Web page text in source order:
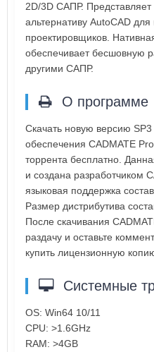
2D/3D САПР.
альтернативу AutoCAD
проектировщиков.
обеспечивает бесшовную
другими САПР.
О программе
Скачать новую версию
обеспечения CADMATE
торрента бесплатно.
и создана разработчиком
языковая поддержка
Размер дистрибутива
После скачивания
раздачу и оставьте
купить лицензионную
Системные
OS: Win64 10/11
CPU: >1.6GHz
RAM: >4GB